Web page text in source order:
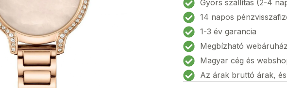
Női
karóra
28mm
3ATM
mennyiség
Gyors szállítás (2-4
14 napos
1-3 év garancia
Megbízható webáruház
Magyar cég és
Az árak bruttó árak,